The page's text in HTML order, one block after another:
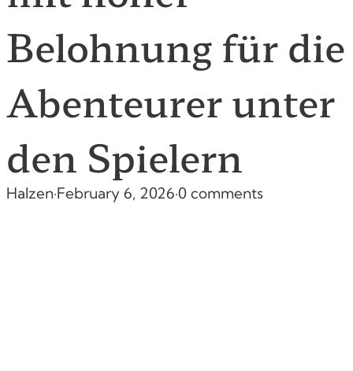
Belohnung für die
Abenteurer unter
den Spielern
Halzen·February 6, 2026·0 comments